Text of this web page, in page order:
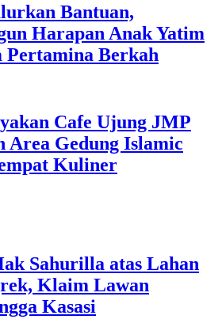
Bantuan,
Harapan Anak Yatim
Berkah
Cafe Ujung JMP
Area Gedung Islamic
Kuliner
Sahurilla atas Lahan
Klaim Lawan
Kasasi